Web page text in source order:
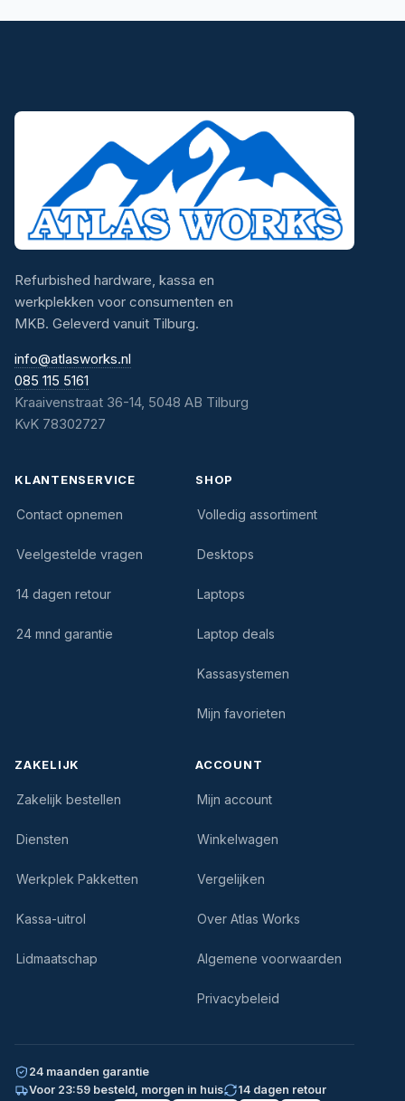
Refurbished hardware, kassa en
werkplekken voor consumenten en
MKB. Geleverd vanuit Tilburg.
info@atlasworks.nl
085 115 5161
Kraaivenstraat 36-14, 5048 AB Tilburg
KvK 78302727
KLANTENSERVICE
Contact opnemen
Veelgestelde vragen
14 dagen retour
24 mnd garantie
SHOP
Volledig assortiment
Desktops
Laptops
Laptop deals
Kassasystemen
Mijn favorieten
ZAKELIJK
Zakelijk bestellen
Diensten
Werkplek Pakketten
Kassa-uitrol
Lidmaatschap
ACCOUNT
Mijn account
Winkelwagen
Vergelijken
Over Atlas Works
Algemene voorwaarden
Privacybeleid
24 maanden garantie
Voor 23:59 besteld, morgen in huis
14 dagen retour